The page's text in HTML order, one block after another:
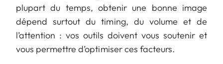
plupart du temps, obtenir une bonne image
dépend surtout du timing, du volume et de
l’attention : vos outils doivent vous soutenir et
vous permettre d’optimiser ces facteurs.